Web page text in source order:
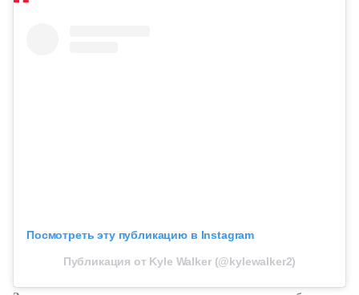
Посмотреть эту публикацию в Instagram
Публикация от Kyle Walker (@kylewalker2)